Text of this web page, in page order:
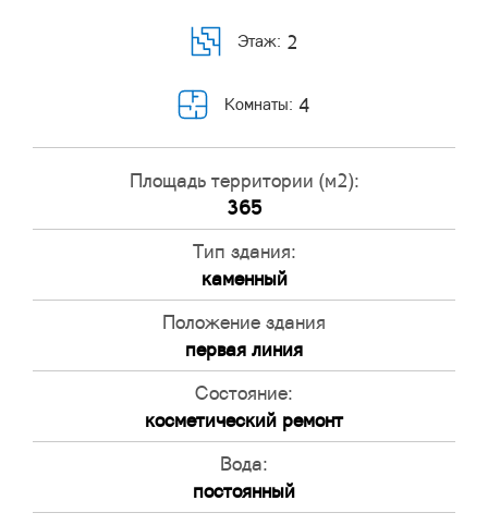
Комнаты: 4
Этаж: 2
Площадь территории (м2):
365
Тип здания:
каменный
Положение здания
первая линия
Состояние:
косметический ремонт
Вода:
постоянный